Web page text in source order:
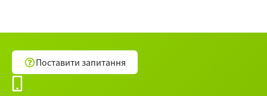
Поставити запитання